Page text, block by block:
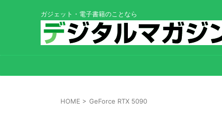
ガジェット・電子書籍のことなら
HOME > GeForce RTX 5090